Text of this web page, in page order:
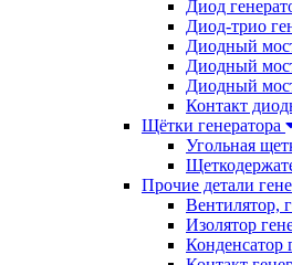
Диод
Диод-трио
Диодный
Диодный
Диодный
Контакт
Щётки генератора
Угольная
Прочие детали
Вентилятор,
Изолятор
Конденсатор